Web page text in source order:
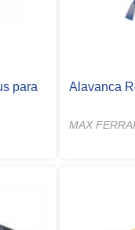
para
Alavanca
MAX